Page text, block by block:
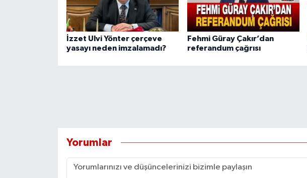
İzzet Ulvi Yönter çerçeve
yasayı neden imzalamadı?
Fehmi Güray Çakır’dan
referandum çağrısı
Yorumlar